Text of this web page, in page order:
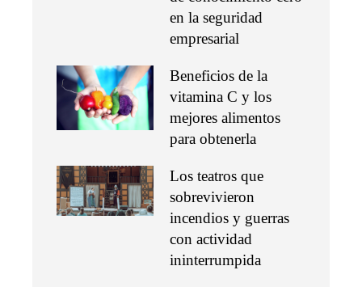
en la seguridad
empresarial
Beneficios de la
vitamina C y los
mejores alimentos
para obtenerla
Los teatros que
sobrevivieron
incendios y guerras
con actividad
ininterrumpida